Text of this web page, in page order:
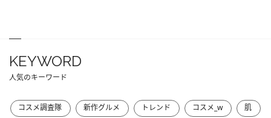
KEYWORD
人気のキーワード
コスメ調査隊 新作グルメ トレンド コスメ_w
肌